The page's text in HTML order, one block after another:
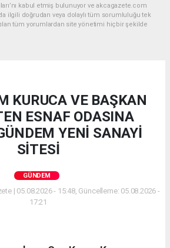
kabul etmiş bulunuyor ve akcagazete.com
ilgili doğrudan veya dolaylı tüm sorumluluğu tek
tüm yorumlardan site yönetimi hiçbir şekilde
KURUCA VE BAŞKAN
ESNAF ODASINA
YENİ SANAYİ
SİTESİ
GÜNDEM
| 05.08.2026 - 15:48, Güncelleme: 05.08.2026 -
17:21